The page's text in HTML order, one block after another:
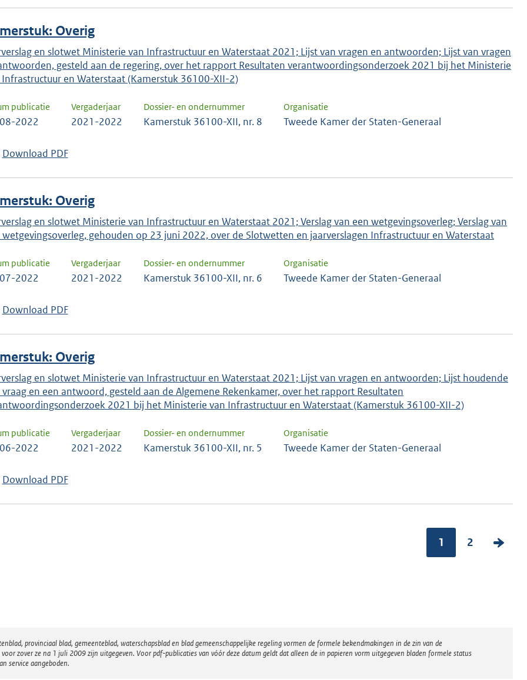
Overig
en slotwet Ministerie van Infrastructuur en Waterstaat 2021; Lijst van vragen en antwoorden; Lijst van vragen
gesteld aan de regering, over het rapport Resultaten verantwoordingsonderzoek 2021 bij het Ministerie
en Waterstaat (Kamerstuk 36100-XII-2)
publicatie
2022
Vergaderjaar
2021-2022
Dossier- en ondernummer
Kamerstuk 36100-XII, nr. 8
Organisatie
Tweede Kamer der Staten-Generaal
Download PDF
Overig
en slotwet Ministerie van Infrastructuur en Waterstaat 2021; Verslag van een wetgevingsoverleg; Verslag van
wetgevingsoverleg, gehouden op 23 juni 2022, over de Slotwetten en jaarverslagen Infrastructuur en Waterstaat
publicatie
2022
Vergaderjaar
2021-2022
Dossier- en ondernummer
Kamerstuk 36100-XII, nr. 6
Organisatie
Tweede Kamer der Staten-Generaal
Download PDF
Overig
en slotwet Ministerie van Infrastructuur en Waterstaat 2021; Lijst van vragen en antwoorden; Lijst houdende
vraag en een antwoord, gesteld aan de Algemene Rekenkamer, over het rapport Resultaten
2021 bij het Ministerie van Infrastructuur en Waterstaat (Kamerstuk 36100-XII-2)
publicatie
2022
Vergaderjaar
2021-2022
Dossier- en ondernummer
Kamerstuk 36100-XII, nr. 5
Organisatie
Tweede Kamer der Staten-Generaal
Download PDF
1 2
V
provinciaal blad, gemeenteblad, waterschapsblad en blad gemeenschappelijke regeling vormen de formele bekendmakingen in de zin van de
zover ze na 1 juli 2009 zijn uitgegeven. Voor pdf-publicaties van vóór deze datum geldt dat alleen de in papieren vorm uitgegeven bladen formele status
service aangeboden.